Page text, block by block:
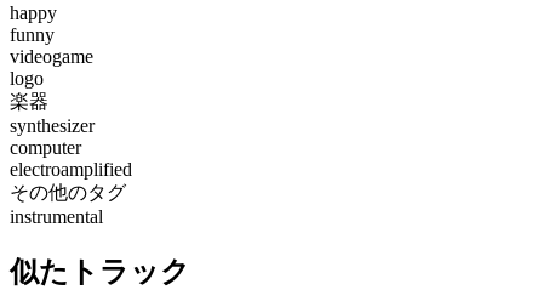
happy
funny
videogame
logo
楽器
synthesizer
computer
electroamplified
その他のタグ
instrumental
似たトラック